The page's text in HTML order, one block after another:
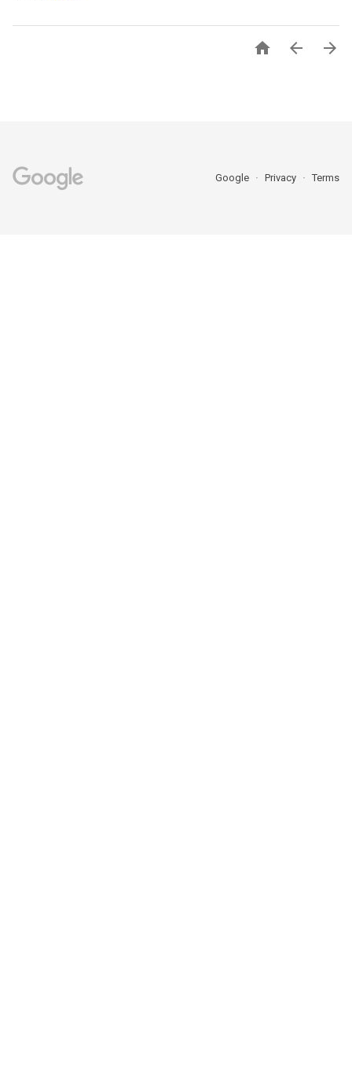
  
Google Privacy Terms